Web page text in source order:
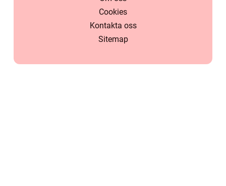
Cookies
Kontakta oss
Sitemap